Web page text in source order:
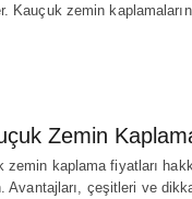
Kauçuk zemin
Zemin
zemin kaplama fiyatları
Avantajları, çeşitleri ve